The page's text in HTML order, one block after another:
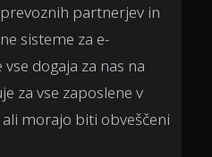
partnerjev in
sisteme za e-
dogaja za nas na
za vse zaposlene v
morajo biti obveščeni